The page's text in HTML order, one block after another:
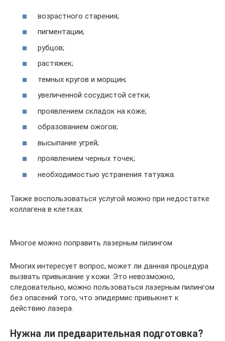
возрастного старения;
пигментации;
рубцов;
растяжек;
темных кругов и морщин;
увеличенной сосудистой сетки;
проявлением складок на коже;
образованием ожогов;
высыпание угрей;
проявлением черных точек;
необходимостью устранения татуажа.
Также воспользоваться услугой можно при недостатке
коллагена в клетках.
Многое можно поправить лазерным пилингом
Многих интересует вопрос, может ли данная процедура
вызвать привыкание у кожи. Это невозможно,
следовательно, можно пользоваться лазерным пилингом
без опасений того, что эпидермис привыкнет к
действию лазера.
Нужна ли предварительная подготовка?